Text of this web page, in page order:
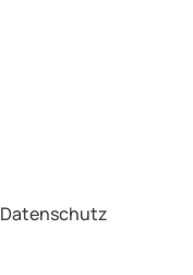
Datenschutz